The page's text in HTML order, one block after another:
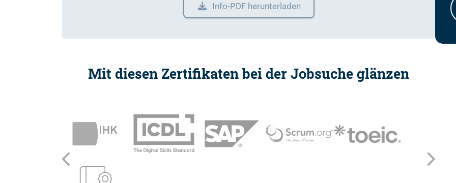
Info-PDF herunterladen
Mit diesen Zertifikaten bei der Jobsuche glänzen
Zurück